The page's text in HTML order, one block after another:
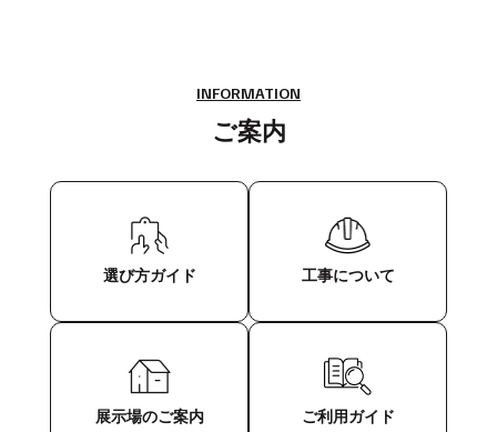
INFORMATION
ご案内
選び方ガイド 工事について
展示場のご案内 ご利用ガイド